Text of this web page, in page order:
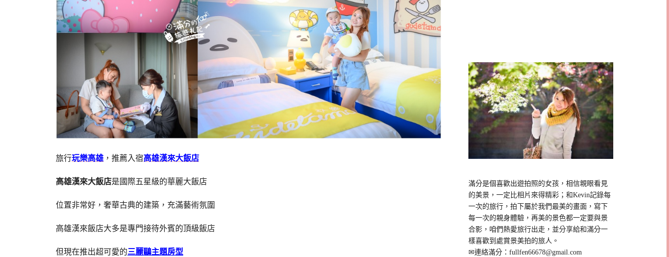
旅行玩樂高雄 ，推薦入宿高雄漢來大飯店
高雄漢來大飯店是國際五星級的華麗大飯店
位置非常好，奢華古典的建築，充滿藝術氛圍
高雄漢來飯店大多是專門接待外賓的頂級飯店
但現在推出超可愛的三麗鷗主題房型
滿分是個喜歡出遊拍照的女孩，相信親眼看見
的美景，一定比相片來得精彩；和Kevin記錄每
一次的旅行，拍下屬於我們最美的畫面，寫下
每一次的親身體驗，再美的景色都一定要與景
合影，咱們熱愛旅行出走，並分享給和滿分一
樣喜歡到處賞景美拍的旅人。
✉連絡滿分：fullfen66678@gmail.com